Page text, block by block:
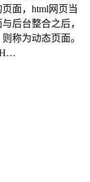
面，html网页当
后台整合之后，
称为动态页面。
H…